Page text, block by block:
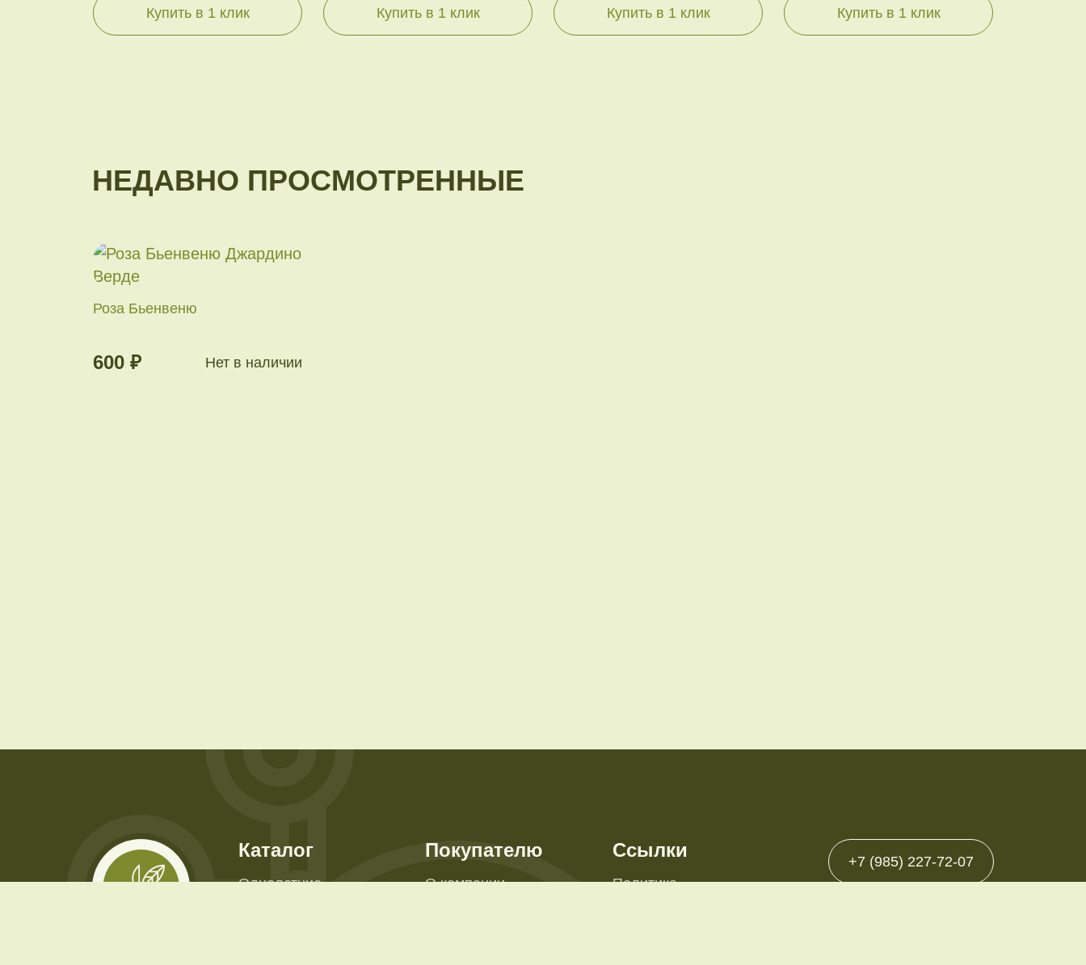
Купить в 1 клик Купить в 1 клик Купить в 1 клик Купить в 1 клик
НЕДАВНО ПРОСМОТРЕННЫЕ
Роза Бьенвеню
600 ₽ Нет в наличии
Каталог
Однолетние
Покупателю
О компании
Ссылки
Политика
+7 (985) 227-72-07